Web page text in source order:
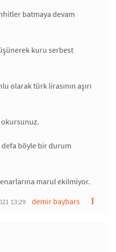
batmaya devam
kuru serbest
olarak türk lirasının aşırı
okursunuz.
defa böyle bir durum
marul ekilmiyor.
demir baybars
13:29